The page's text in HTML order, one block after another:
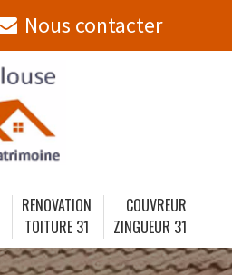
Nous contacter
RENOVATION
TOITURE 31
COUVREUR
ZINGUEUR 31